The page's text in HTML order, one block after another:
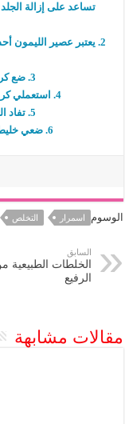
تساعد على إزالة
2. يعتبر عصير الليمون
3. ضع كريم مرطب لتفادي تغيير لون الجلد.
4. استعملي كريم غني إذا كانت المنطقة جافة وسميكة.
5. تفاد التعرّض الشديد إلى أشعة الشمس.
6. ضعي خليط من الجليسرين وماء الورد على الجلد.
الوسوم اسمرار التخلص
السابق
الخلطات الطبيعية
الرفيع
مقالات مشابهة